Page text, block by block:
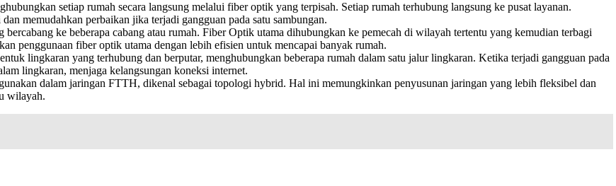
setiap rumah secara langsung melalui fiber optik yang terpisah. Setiap rumah terhubung langsung ke pusat layanan.
memudahkan perbaikan jika terjadi gangguan pada satu sambungan.
ke beberapa cabang atau rumah. Fiber Optik utama dihubungkan ke pemecah di wilayah tertentu yang kemudian terbagi
penggunaan fiber optik utama dengan lebih efisien untuk mencapai banyak rumah.
lingkaran yang terhubung dan berputar, menghubungkan beberapa rumah dalam satu jalur lingkaran. Ketika terjadi gangguan pada
lingkaran, menjaga kelangsungan koneksi internet.
dalam jaringan FTTH, dikenal sebagai topologi hybrid. Hal ini memungkinkan penyusunan jaringan yang lebih fleksibel dan
wilayah.